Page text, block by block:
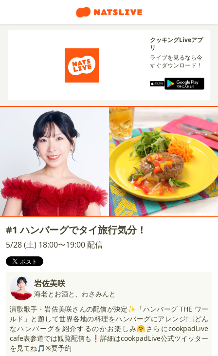
クッキングLiveアプ
リ
ライブを見るなら今
すぐダウンロード！
#1 ハンバーグでタイ旅行気分！
5/28 (土) 18:00〜19:00 配信
岩佐美咲
海老とお酒と、わさみんと
演歌歌手・岩佐美咲さんの配信が決定✨「ハンバーグ THE ワー
ルド」と題して世界各地の料理をハンバーグにアレンジ🍽どん
なハンバーグを紹介するのかお楽しみ🤗さらにcookpadLive
cafe表参道では観覧配信も❗️詳細はcookpadLive公式ツイッター
を見てね🎵※要予約